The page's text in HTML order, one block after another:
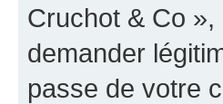
Cruchot & Co
demander
passe de votre